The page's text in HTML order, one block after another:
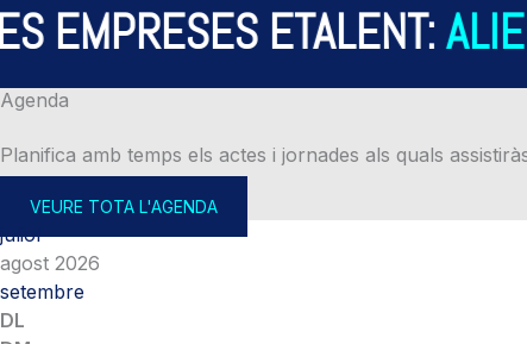
EMPRESES ETALENT:
Agenda
Planifica amb temps els actes i jornades als quals
VEURE TOTA L'AGENDA
juliol
agost 2026
setembre
DL